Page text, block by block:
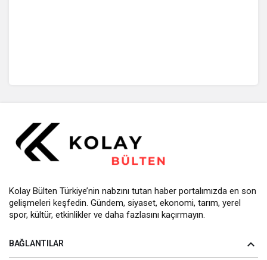
Kolay Bülten Türkiye’nin nabzını tutan haber portalımızda en son
gelişmeleri keşfedin. Gündem, siyaset, ekonomi, tarım, yerel
spor, kültür, etkinlikler ve daha fazlasını kaçırmayın.
BAĞLANTILAR